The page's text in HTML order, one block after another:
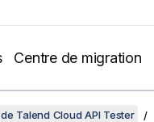
Centre de migration
Talend Cloud API Tester